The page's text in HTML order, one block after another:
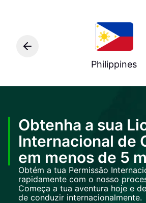
Philippines
Obtenha a sua
Internacional de
em menos de 5
Obtém a tua Permissão
rapidamente com o nosso
Começa a tua aventura hoje e
de conduzir internacionalmente.